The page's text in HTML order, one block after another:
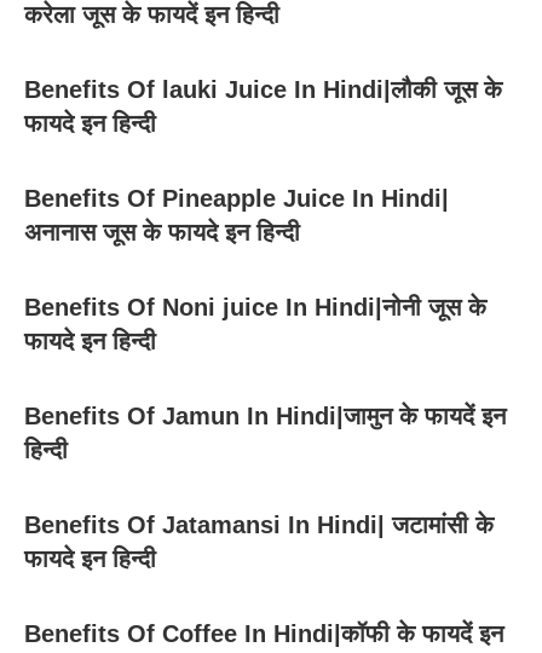
करेला जूस के फायदें इन हिन्दी
Benefits Of lauki Juice In Hindi|लौकी जूस के
फायदे इन हिन्दी
Benefits Of Pineapple Juice In Hindi|
अनानास जूस के फायदे इन हिन्दी
Benefits Of Noni juice In Hindi|नोनी जूस के
फायदे इन हिन्दी
Benefits Of Jamun In Hindi|जामुन के फायदें इन
हिन्दी
Benefits Of Jatamansi In Hindi| जटामांसी के
फायदे इन हिन्दी
Benefits Of Coffee In Hindi|कॉफी के फायदें इन